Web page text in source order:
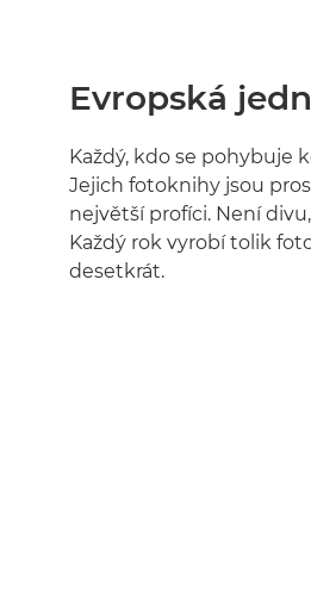
Evropská
Každý, kdo se pohybuje
Jejich fotoknihy jsou
největší profíci. Není
Každý rok vyrobí tolik
desetkrát.